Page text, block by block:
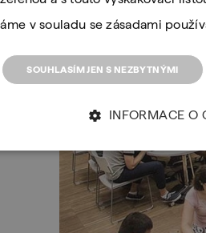
v souladu se zásadami
SOUHLASÍM JEN S NEZBYTNÝMI
INFORMACE O